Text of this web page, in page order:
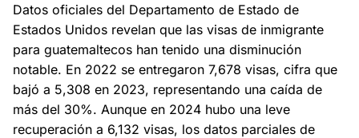
Datos oficiales del Departamento de Estado de
Estados Unidos revelan que las visas de inmigrante
para guatemaltecos han tenido una disminución
notable. En 2022 se entregaron 7,678 visas, cifra que
bajó a 5,308 en 2023, representando una caída de
más del 30%. Aunque en 2024 hubo una leve
recuperación a 6,132 visas, los datos parciales de